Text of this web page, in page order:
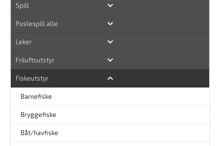
Spill
Puslespill alle
Leker
Friluftsutstyr
Fiskeutstyr
Barnefiske
Bryggefiske
Båt/havfiske